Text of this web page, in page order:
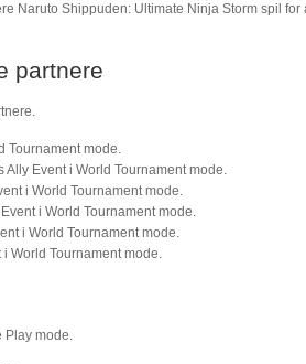
Naruto Shippuden: Ultimate Ninja Storm spil for
partnere
Tournament mode.
Ally Event i World Tournament mode.
i World Tournament mode.
i World Tournament mode.
i World Tournament mode.
i World Tournament mode.
Play mode.